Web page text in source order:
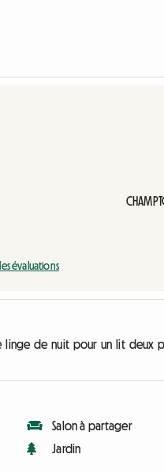
évaluations
de nuit pour un lit deux
Salon à partager
Jardin